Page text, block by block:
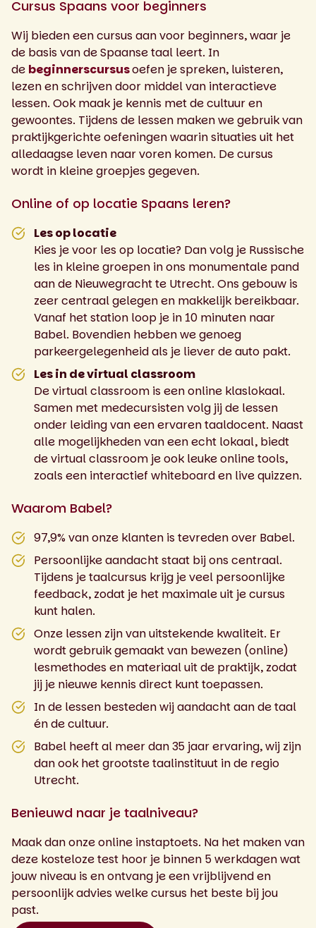
Cursus Spaans voor beginners
Wij bieden een cursus aan voor beginners, waar je
de basis van de Spaanse taal leert. In
de beginnerscursusoefen je spreken, luisteren,
lezen en schrijven door middel van interactieve
lessen. Ook maak je kennis met de cultuur en
gewoontes. Tijdens de lessen maken we gebruik van
praktijkgerichte oefeningen waarin situaties uit het
alledaagse leven naar voren komen. De cursus
wordt in kleine groepjes gegeven.
Online of op locatie Spaans leren?
Les op locatie
Kies je voor les op locatie? Dan volg je Russische
les in kleine groepen in ons monumentale pand
aan de Nieuwegracht te Utrecht. Ons gebouw is
zeer centraal gelegen en makkelijk bereikbaar.
Vanaf het station loop je in 10 minuten naar
Babel. Bovendien hebben we genoeg
parkeergelegenheid als je liever de auto pakt.
Les in de virtual classroom
De virtual classroom is een online klaslokaal.
Samen met medecursisten volg jij de lessen
onder leiding van een ervaren taaldocent. Naast
alle mogelijkheden van een echt lokaal, biedt
de virtual classroom je ook leuke online tools,
zoals een interactief whiteboard en live quizzen.
Waarom Babel?
97,9% van onze klanten is tevreden over Babel.
Persoonlijke aandacht staat bij ons centraal.
Tijdens je taalcursus krijg je veel persoonlijke
feedback, zodat je het maximale uit je cursus
kunt halen.
Onze lessen zijn van uitstekende kwaliteit. Er
wordt gebruik gemaakt van bewezen (online)
lesmethodes en materiaal uit de praktijk, zodat
jij je nieuwe kennis direct kunt toepassen.
In de lessen besteden wij aandacht aan de taal
én de cultuur.
Babel heeft al meer dan 35 jaar ervaring, wij zijn
dan ook het grootste taalinstituut in de regio
Utrecht.
Benieuwd naar je taalniveau?
Maak dan onze online instaptoets. Na het maken van
deze kosteloze test hoor je binnen 5 werkdagen wat
jouw niveau is en ontvang je een vrijblijvend en
persoonlijk advies welke cursus het beste bij jou
past.